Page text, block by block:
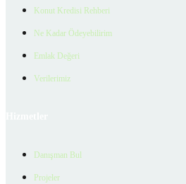
Konut Kredisi Rehberi
Ne Kadar Ödeyebilirim
Emlak Değeri
Verilerimiz
Danışman Bul
Projeler